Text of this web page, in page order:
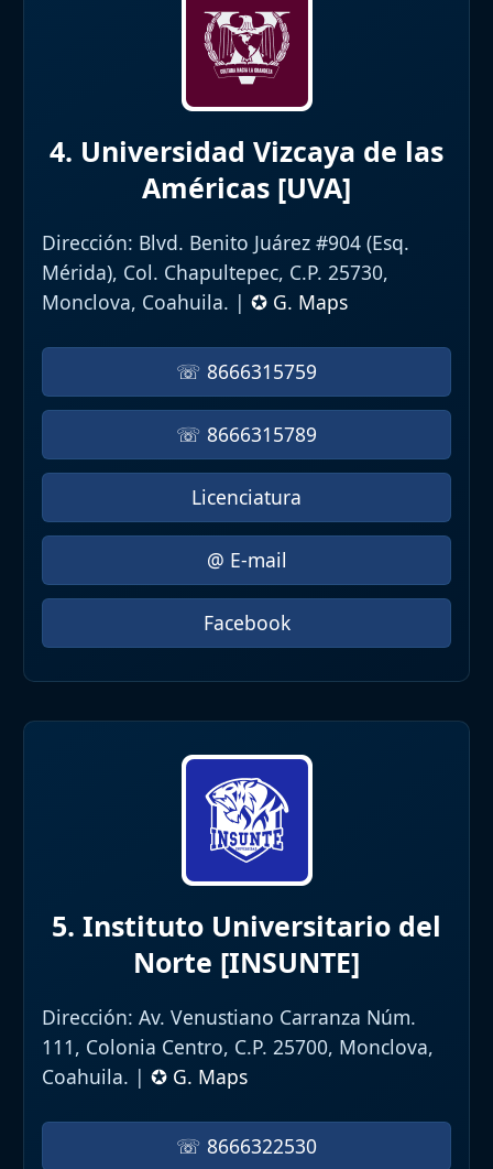
4. Universidad Vizcaya de las
Américas [UVA]
Dirección: Blvd. Benito Juárez #904 (Esq.
Mérida), Col. Chapultepec, C.P. 25730,
Monclova, Coahuila. | ✪ G. Maps
☏ 8666315759
☏ 8666315789
Licenciatura
@ E-mail
Facebook
5. Instituto Universitario del
Norte [INSUNTE]
Dirección: Av. Venustiano Carranza Núm.
111, Colonia Centro, C.P. 25700, Monclova,
Coahuila. | ✪ G. Maps
☏ 8666322530